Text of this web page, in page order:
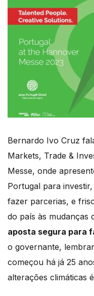
Bernardo Ivo Cruz
Markets, Trade &
Messe, onde
Portugal para
fazer parcerias, e
do país às mudanças
aposta segura para
o governante,
começou há já 25
alterações climáticas